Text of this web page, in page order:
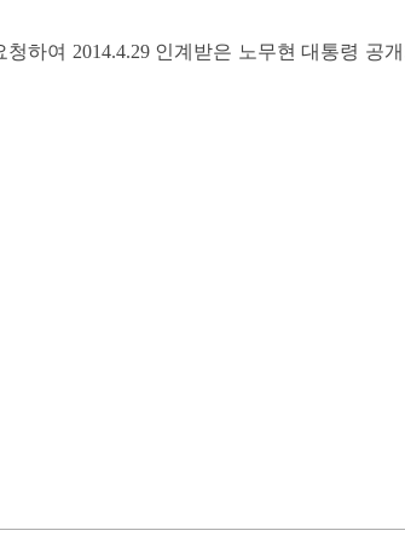
하여 2014.4.29 인계받은 노무현 대통령 공